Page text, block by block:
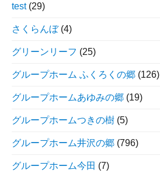
test(29)
さくらんぼ(4)
グリーンリーフ (25)
グループホーム ふくろくの郷 (126)
グループホームあゆみの郷 (19)
グループホームつきの樹 (5)
グループホーム井沢の郷 (796)
グループホーム今田 (7)